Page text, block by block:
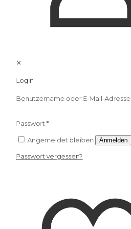
✕
Login
Benutzername oder E-Mail-Adresse
Passwort *
Angemeldet bleiben Anmelden
Passwort vergessen?